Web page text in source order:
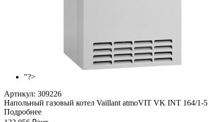
"?>
Артикул: 309226
Напольный газовый котел Vaillant atmoVIT VK INT 164/1-5
Подробнее